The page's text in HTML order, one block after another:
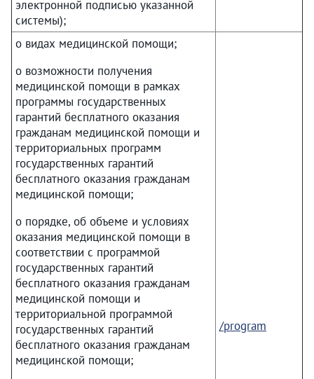
электронной подписью указанной
системы);
о видах медицинской помощи;
о возможности получения
медицинской помощи в рамках
программы государственных
гарантий бесплатного оказания
гражданам медицинской помощи и
территориальных программ
государственных гарантий
бесплатного оказания гражданам
медицинской помощи;
о порядке, об объеме и условиях
оказания медицинской помощи в
соответствии с программой
государственных гарантий
бесплатного оказания гражданам
медицинской помощи и
территориальной программой
государственных гарантий
бесплатного оказания гражданам
медицинской помощи;
/program